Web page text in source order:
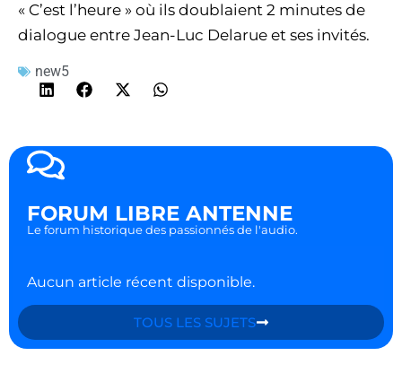
« C’est l’heure » où ils doublaient 2 minutes de
dialogue entre Jean-Luc Delarue et ses invités.
new5
FORUM LIBRE ANTENNE
Le forum historique des passionnés de l'audio.
Aucun article récent disponible.
TOUS LES SUJETS